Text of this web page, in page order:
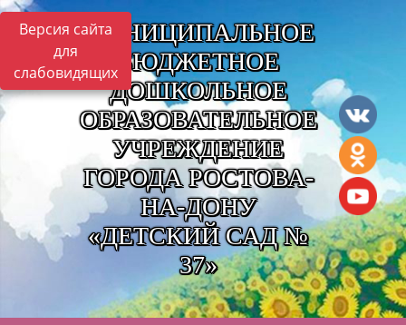
Версия сайта
для
слабовидящих
МУНИЦИПАЛЬНОЕ
БЮДЖЕТНОЕ
ДОШКОЛЬНОЕ
ОБРАЗОВАТЕЛЬНОЕ
УЧРЕЖДЕНИЕ
ГОРОДА РОСТОВА-
НА-ДОНУ
«ДЕТСКИЙ САД №
37»